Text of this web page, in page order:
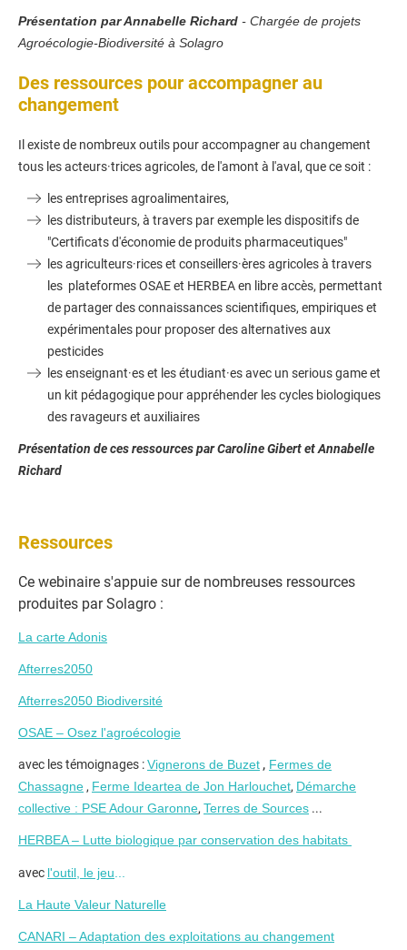
Présentation par Annabelle Richard - Chargée de projets
Agroécologie-Biodiversité à Solagro
Des ressources pour accompagner au
changement
Il existe de nombreux outils pour accompagner au changement
tous les acteurs·trices agricoles, de l'amont à l'aval, que ce soit :
les entreprises agroalimentaires,
les distributeurs, à travers par exemple les dispositifs de
"Certificats d'économie de produits pharmaceutiques"
les agriculteurs·rices et conseillers·ères agricoles à travers
les plateformes OSAE et HERBEA en libre accès, permettant
de partager des connaissances scientifiques, empiriques et
expérimentales pour proposer des alternatives aux
pesticides
les enseignant·es et les étudiant·es avec un serious game et
un kit pédagogique pour appréhender les cycles biologiques
des ravageurs et auxiliaires
Présentation de ces ressources par Caroline Gibert et Annabelle
Richard
Ressources
Ce webinaire s'appuie sur de nombreuses ressources
produites par Solagro :
La carte Adonis
Afterres2050
Afterres2050 Biodiversité
OSAE – Osez l'agroécologie
avec les témoignages :Vignerons de Buzet , Fermes de
Chassagne, Ferme Ideartea de Jon Harlouchet, Démarche
collective : PSE Adour Garonne, Terres de Sources ...
HERBEA – Lutte biologique par conservation des habitats
avec l'outil le jeu
La Haute Valeur Naturelle
CANARI – Adaptation des exploitations au changement